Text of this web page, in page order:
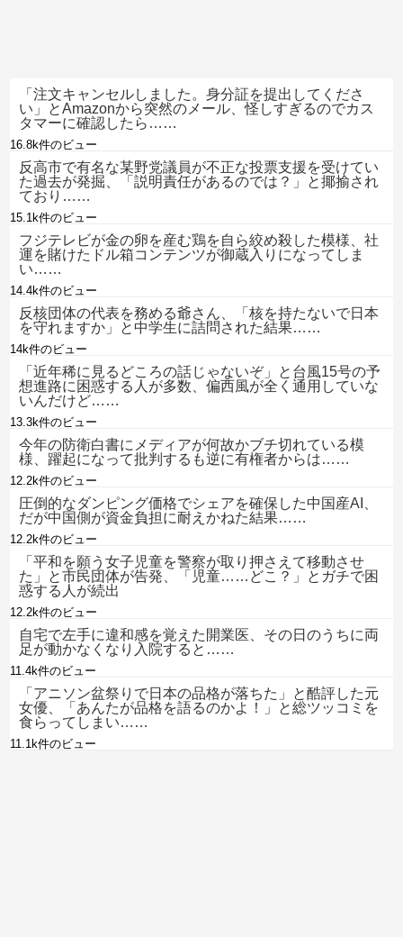
「注文キャンセルしました。身分証を提出してくださ
い」とAmazonから突然のメール、怪しすぎるのでカス
タマーに確認したら……
16.8k件のビュー
反高市で有名な某野党議員が不正な投票支援を受けてい
た過去が発掘、「説明責任があるのでは？」と揶揄され
ており……
15.1k件のビュー
フジテレビが金の卵を産む鶏を自ら絞め殺した模様、社
運を賭けたドル箱コンテンツが御蔵入りになってしま
い……
14.4k件のビュー
反核団体の代表を務める爺さん、「核を持たないで日本
を守れますか」と中学生に詰問された結果……
14k件のビュー
「近年稀に見るどころの話じゃないぞ」と台風15号の予
想進路に困惑する人が多数、偏西風が全く通用していな
いんだけど……
13.3k件のビュー
今年の防衛白書にメディアが何故かブチ切れている模
様、躍起になって批判するも逆に有権者からは……
12.2k件のビュー
圧倒的なダンピング価格でシェアを確保した中国産AI、
だが中国側が資金負担に耐えかねた結果……
12.2k件のビュー
「平和を願う女子児童を警察が取り押さえて移動させ
た」と市民団体が告発、「児童……どこ？」とガチで困
惑する人が続出
12.2k件のビュー
自宅で左手に違和感を覚えた開業医、その日のうちに両
足が動かなくなり入院すると……
11.4k件のビュー
「アニソン盆祭りで日本の品格が落ちた」と酷評した元
女優、「あんたが品格を語るのかよ！」と総ツッコミを
食らってしまい……
11.1k件のビュー